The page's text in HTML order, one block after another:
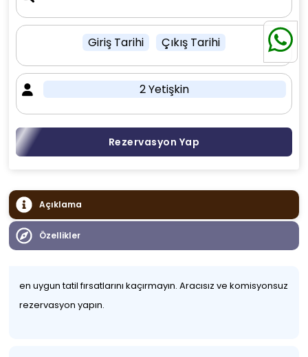
Giriş Tarihi Çıkış Tarihi
2 Yetişkin
Rezervasyon Yap
Açıklama
Özellikler
en uygun tatil fırsatlarını kaçırmayın. Aracısız ve komisyonsuz
rezervasyon yapın.